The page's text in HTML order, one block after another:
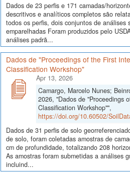
Dados de 23 perfis e 171 camadas/
descritivos e analíticos completos são
todos os perfis, dois conjuntos de análises
emparelhadas Foram produzidos pelo
análises padrã...
Dados de "Proceedings of the First
Classification Workshop"
Apr 13, 2026
Camargo, Marcelo Nunes;
2026, "Dados de "Proceedings
Classification Workshop"",
https://doi.org/10.60502/
Dados de 31 perfis de solo
de solo, foram coletadas amostras de
cm de profundidade, totalizando 208
As amostras foram submetidas a análises
incluind...